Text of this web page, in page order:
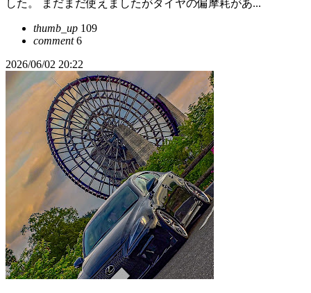
した。 まだまだ使えましたがタイヤの偏摩耗があ...
thumb_up 109
comment6
2026/06/02 20:22